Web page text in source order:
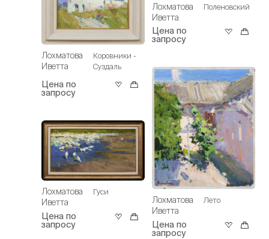
Лохматова
Иветта
Коровники -
Суздаль
Цена по
запросу
Лохматова
Иветта
Гуси
Цена по
запросу
Лохматова
Иветта
Поленовский
Цена по
запросу
Лохматова
Иветта
Лето
Цена по
запросу